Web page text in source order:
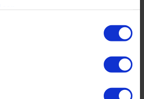
Nichtlineare Effekte
Vorgehensweise